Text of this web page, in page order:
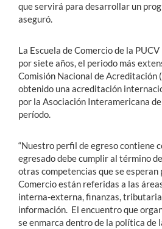
que servirá para desarrollar un
aseguró.
La Escuela de Comercio de la
por siete años, el periodo más
Comisión Nacional de Acreditación
obtenido una acreditación
por la Asociación Interamericana
período.
“Nuestro perfil de egreso contiene
egresado debe cumplir al término
otras competencias que se esperan
Comercio están referidas a las
interna-externa, finanzas,
información. El encuentro que
se enmarca dentro de la política de